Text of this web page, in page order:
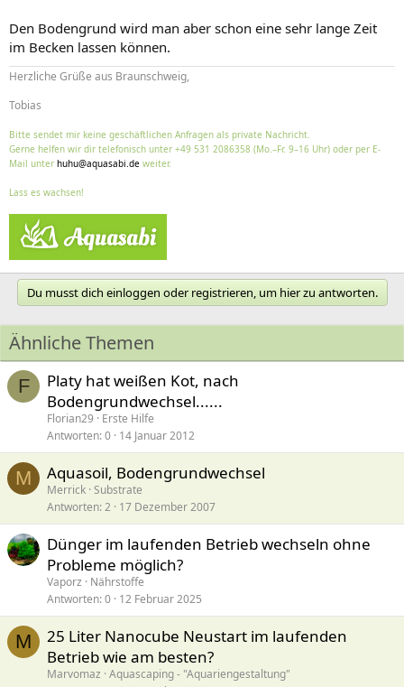
Den Bodengrund wird man aber schon eine sehr lange Zeit
im Becken lassen können.
Herzliche Grüße aus Braunschweig,
Tobias
Bitte sendet mir keine geschäftlichen Anfragen als private Nachricht.
Gerne helfen wir dir telefonisch unter +49 531 2086358 (Mo.–Fr. 9–16 Uhr) oder per E-
Mail unter huhu@aquasabi.de weiter.
Lass es wachsen!
Du musst dich einloggen oder registrieren, um hier zu antworten.
Ähnliche Themen
F
Platy hat weißen Kot, nach
Bodengrundwechsel......
Florian29
Erste Hilfe
Antworten 0 14 Januar 2012
M Aquasoil, Bodengrundwechsel
Merrick Substrate
Antworten 2 17 Dezember 2007
Dünger im laufenden Betrieb wechseln ohne
Probleme möglich?
Vaporz
Nährstoffe
Antworten 0 12 Februar 2025
M
25 Liter Nanocube Neustart im laufenden
Betrieb wie am besten?
Marvomaz Aquascaping - "Aquariengestaltung"